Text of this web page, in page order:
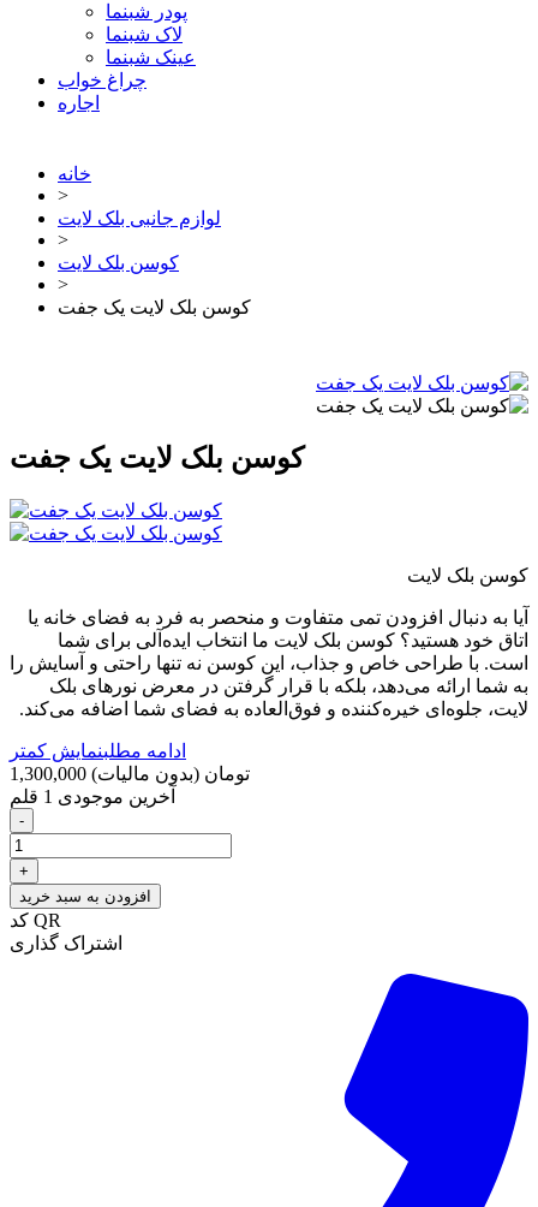
پودر شبنما
لاک شبنما
عینک شبنما
چراغ خواب
اجاره
خانه
>
لوازم جانبی بلک لایت
>
کوسن بلک لایت
>
کوسن بلک لایت یک جفت
کوسن بلک لایت یک جفت
کوسن بلک لایت
آیا به دنبال افزودن تمی متفاوت و منحصر به فرد به فضای خانه یا
اتاق خود هستید؟ کوسن بلک لایت ما انتخاب ایده‌آلی برای شما
است. با طراحی خاص و جذاب، این کوسن نه تنها راحتی و آسایش را
به شما ارائه می‌دهد، بلکه با قرار گرفتن در معرض نورهای بلک
لایت، جلوه‌ای خیره‌کننده و فوق‌العاده به فضای شما اضافه می‌کند.
ادامه مطلبنمایش کمتر
1,300,000 تومان (بدون مالیات)
آخرین موجودی 1 قلم
-
+
افزودن به سبد خرید
کد QR
اشتراک گذاری